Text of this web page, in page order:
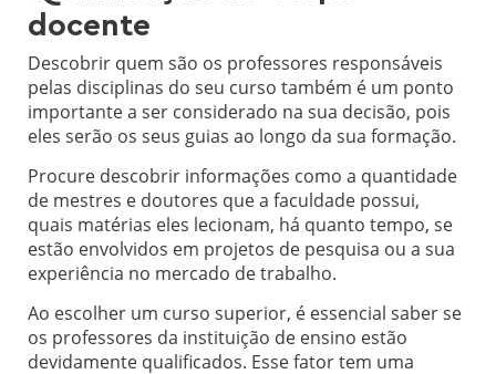
docente
Descobrir quem são os professores responsáveis
pelas disciplinas do seu curso também é um ponto
importante a ser considerado na sua decisão, pois
eles serão os seus guias ao longo da sua formação.
Procure descobrir informações como a quantidade
de mestres e doutores que a faculdade possui,
quais matérias eles lecionam, há quanto tempo, se
estão envolvidos em projetos de pesquisa ou a sua
experiência no mercado de trabalho.
Ao escolher um curso superior, é essencial saber se
os professores da instituição de ensino estão
devidamente qualificados. Esse fator tem uma